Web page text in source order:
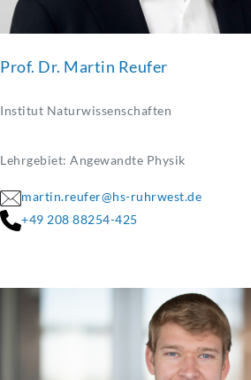
Prof. Dr. Martin Reufer
Institut Naturwissenschaften
Lehrgebiet: Angewandte Physik
martin.reufer@hs-ruhrwest.de
+49 208 88254-425